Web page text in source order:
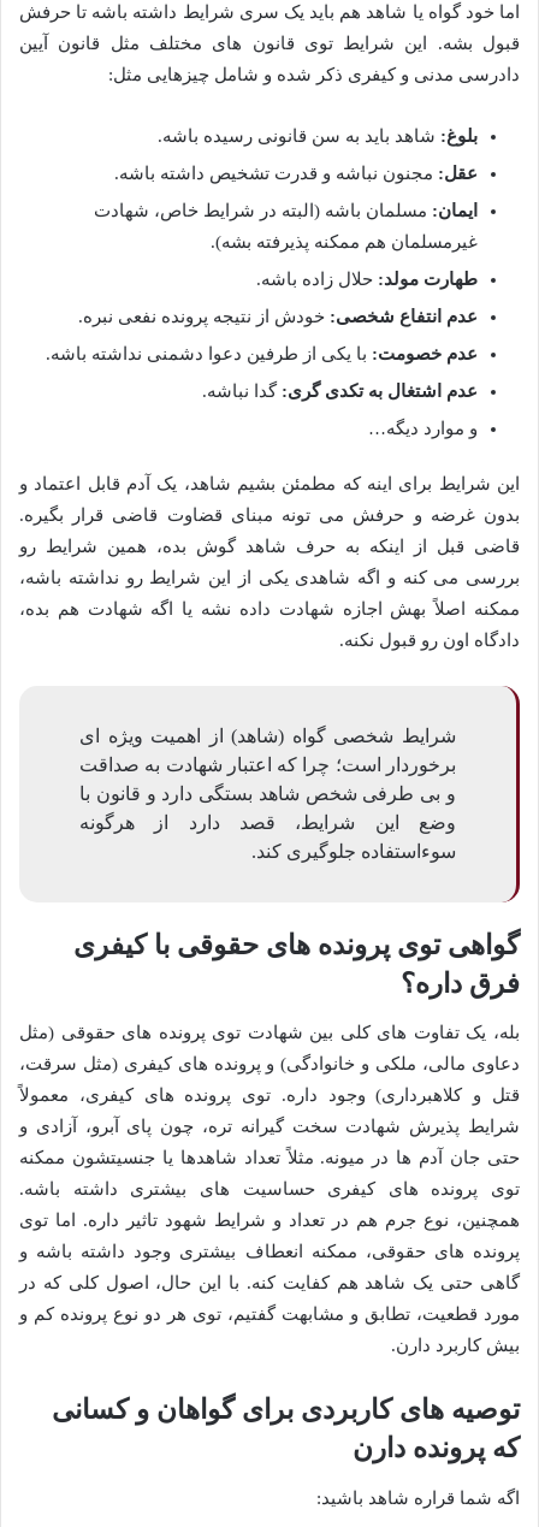
اما خود گواه یا شاهد هم باید یک سری شرایط داشته باشه تا حرفش
قبول بشه. این شرایط توی قانون های مختلف مثل قانون آیین
دادرسی مدنی و کیفری ذکر شده و شامل چیزهایی مثل:
بلوغ: شاهد باید به سن قانونی رسیده باشه.
عقل: مجنون نباشه و قدرت تشخیص داشته باشه.
ایمان: مسلمان باشه (البته در شرایط خاص، شهادت
غیرمسلمان هم ممکنه پذیرفته بشه).
طهارت مولد: حلال زاده باشه.
عدم انتفاع شخصی: خودش از نتیجه پرونده نفعی نبره.
عدم خصومت: با یکی از طرفین دعوا دشمنی نداشته باشه.
عدم اشتغال به تکدی گری: گدا نباشه.
و موارد دیگه…
این شرایط برای اینه که مطمئن بشیم شاهد، یک آدم قابل اعتماد و
بدون غرضه و حرفش می تونه مبنای قضاوت قاضی قرار بگیره.
قاضی قبل از اینکه به حرف شاهد گوش بده، همین شرایط رو
بررسی می کنه و اگه شاهدی یکی از این شرایط رو نداشته باشه،
ممکنه اصلاً بهش اجازه شهادت داده نشه یا اگه شهادت هم بده،
دادگاه اون رو قبول نکنه.
شرایط شخصی گواه (شاهد) از اهمیت ویژه ای
برخوردار است؛ چرا که اعتبار شهادت به صداقت
و بی طرفی شخص شاهد بستگی دارد و قانون با
وضع این شرایط، قصد دارد از هرگونه
سوءاستفاده جلوگیری کند.
گواهی توی پرونده های حقوقی با کیفری
فرق داره؟
بله، یک تفاوت های کلی بین شهادت توی پرونده های حقوقی (مثل
دعاوی مالی، ملکی و خانوادگی) و پرونده های کیفری (مثل سرقت،
قتل و کلاهبرداری) وجود داره. توی پرونده های کیفری، معمولاً
شرایط پذیرش شهادت سخت گیرانه تره، چون پای آبرو، آزادی و
حتی جان آدم ها در میونه. مثلاً تعداد شاهدها یا جنسیتشون ممکنه
توی پرونده های کیفری حساسیت های بیشتری داشته باشه.
همچنین، نوع جرم هم در تعداد و شرایط شهود تاثیر داره. اما توی
پرونده های حقوقی، ممکنه انعطاف بیشتری وجود داشته باشه و
گاهی حتی یک شاهد هم کفایت کنه. با این حال، اصول کلی که در
مورد قطعیت، تطابق و مشابهت گفتیم، توی هر دو نوع پرونده کم و
بیش کاربرد دارن.
توصیه های کاربردی برای گواهان و کسانی
که پرونده دارن
اگه شما قراره شاهد باشید: